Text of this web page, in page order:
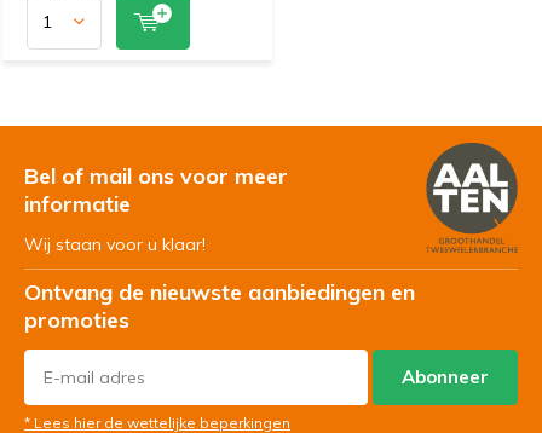
Bel of mail ons voor meer
informatie
Wij staan voor u klaar!
Ontvang de nieuwste aanbiedingen en
promoties
Abonneer
* Lees hier de wettelijke beperkingen